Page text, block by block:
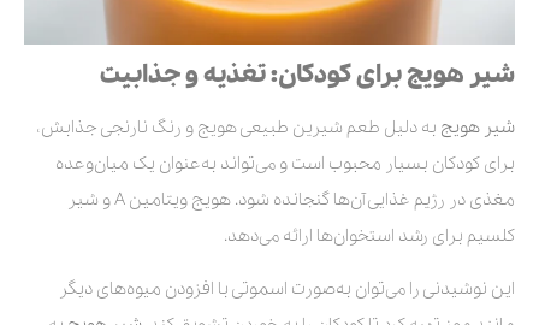
شیر هویج برای کودکان: تغذیه و جذابیت
شیر هویج به دلیل طعم شیرین طبیعی هویج و رنگ نارنجی جذابش،
برای کودکان بسیار محبوب است و می‌تواند به‌عنوان یک میان‌وعده
مغذی در رژیم غذایی آن‌ها گنجانده شود. هویج ویتامین A و شیر
کلسیم برای رشد استخوان‌ها ارائه می‌دهد.
این نوشیدنی را می‌توان به‌صورت اسموتی با افزودن میوه‌های دیگر